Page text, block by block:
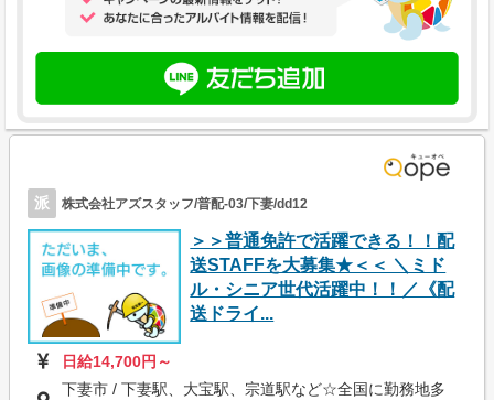
派 株式会社アズスタッフ/普配-03/下妻/dd12
＞＞普通免許で活躍できる！！配
送STAFFを大募集★＜＜ ＼ミド
ル・シニア世代活躍中！！／《配
送ドライ...
日給14,700円～
下妻市 / 下妻駅、大宝駅、宗道駅など☆全国に勤務地多